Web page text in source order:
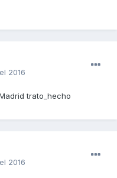
2016
trato_hecho
2016